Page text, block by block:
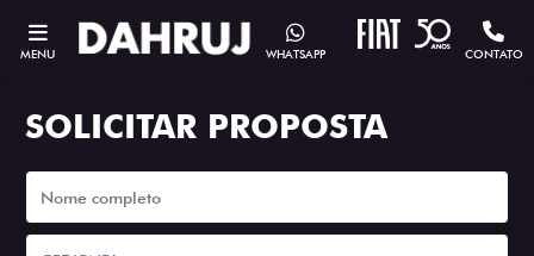
MENU CONTATO
WHATSAPP
SOLICITAR PROPOSTA